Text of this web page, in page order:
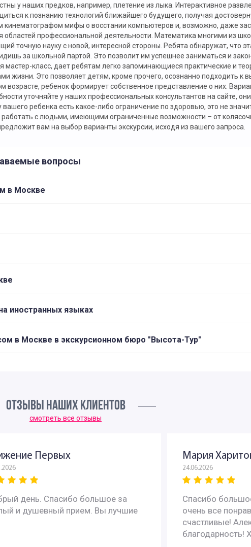
у наших предков, например, плетение из лыка. Интерактивное
к познанию технологий ближайшего будущего, получая
мифы о восстании компьютеров и, возможно, даже
профессиональной деятельности. Математика многими из
точную науку с новой, интересной стороны. Ребята обнаружат, что
за школьной партой. Это позволит им успешнее заниматься и
класс, дает ребятам легко запоминающиеся практические и
жизни. Это позволяет детям, кроме прочего, осознанно подходить к
ребенок формирует собственное представление о них.
уточняйте у наших профессиональных консультантов на сайте,
ребенка есть какое-либо ограничение по здоровью, это не
с людьми, имеющими ограниченные возможности – от
вам на выбор варианты экскурсии, исходя из вашего запроса.
вопросы
в Москве
иностранных языках
в Москве в экскурсионном бюро "Высота-Тур"
ОТЗЫВЫ НАШИХ КЛИЕНТОВ
смотреть все отзывы
Первых
день. Спасибо большое за
и душевный прием. Вы лучшие
Мария
24.06.2026
Спасибо
очень все
счастливые!
благодарность!